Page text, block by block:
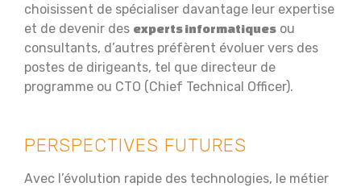
choisissent de spécialiser davantage leur expertise
et de devenir des experts informatiques ou
consultants, d’autres préfèrent évoluer vers des
postes de dirigeants, tel que directeur de
programme ou CTO (Chief Technical Officer).
PERSPECTIVES FUTURES
Avec l’évolution rapide des technologies, le métier